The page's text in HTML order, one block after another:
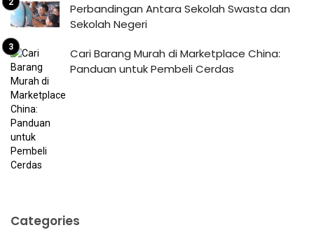
Perbandingan Antara Sekolah Swasta dan
Sekolah Negeri
Cari Barang Murah di Marketplace China:
Panduan untuk Pembeli Cerdas
Categories